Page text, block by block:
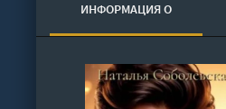
ИНФОРМАЦИЯ О
АУДИОКНИГЕ